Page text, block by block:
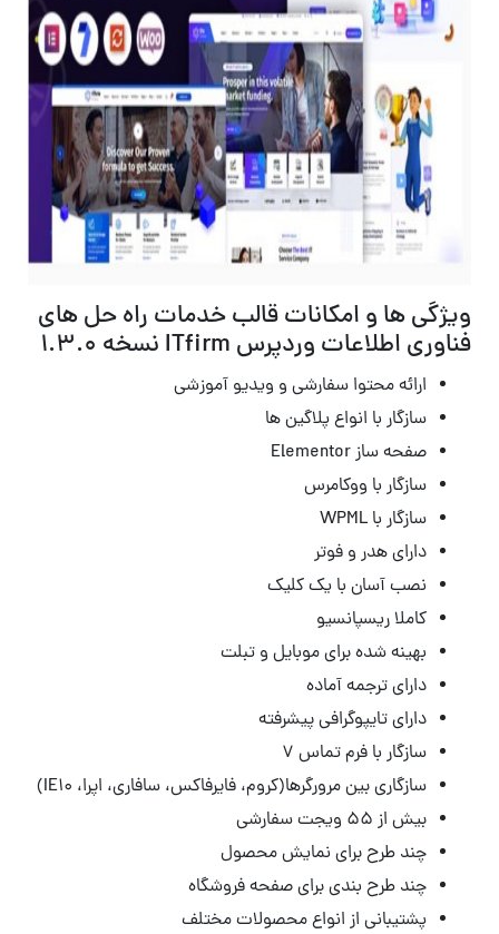
ویژگی ها و امکانات قالب خدمات راه حل های
فناوری اطلاعات وردپرس ITfirm نسخه 1.3.0
ارائه محتوا سفارشی و ویدیو آموزشی
سازگار با انواع پلاگین ها
صفحه ساز Elementor
سازگار با ووکامرس
سازگار با WPML
دارای هدر و فوتر
نصب آسان با یک کلیک
کاملا ریسپانسیو
بهینه شده برای موبایل و تبلت
دارای ترجمه آماده
دارای تایپوگرافی پیشرفته
سازگار با فرم تماس ۷
سازگاری بین مرورگرها(کروم، فایرفاکس، سافاری، اپرا، IE10)
بیش از ۵۵ ویجت سفارشی
چند طرح برای نمایش محصول
چند طرح بندی برای صفحه فروشگاه
پشتیبانی از انواع محصولات مختلف